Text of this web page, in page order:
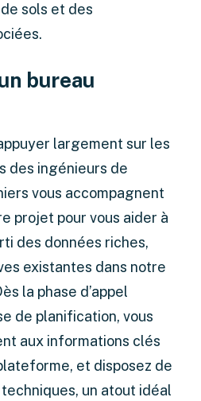
sols et des
bureau
largement sur les
des ingénieurs de
vous accompagnent
projet pour vous aider à
des données riches,
existantes dans notre
la phase d’appel
de planification, vous
aux informations clés
et disposez de
un atout idéal